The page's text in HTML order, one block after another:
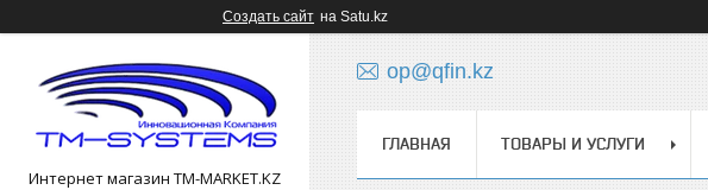
Создать сайт на Satu.kz
Интернет магазин TM-MARKET.KZ
op@qfin.kz
ГЛАВНАЯ ТОВАРЫ И УСЛУГИ